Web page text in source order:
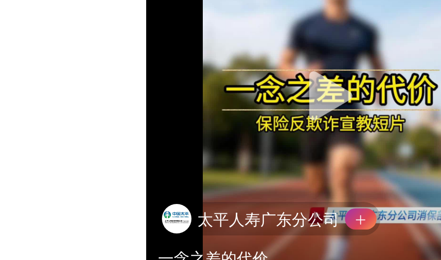
太平人寿广东分公司